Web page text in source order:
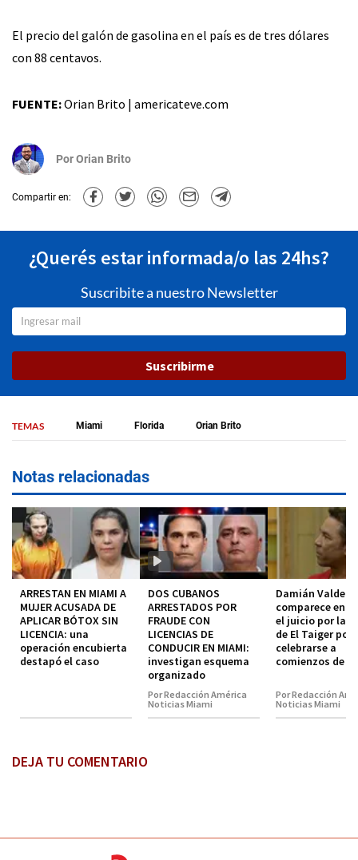
El precio del galón de gasolina en el país es de tres dólares
con 88 centavos.
FUENTE:Orian Brito | americateve.com
PorOrian Brito
Compartir en:
¿Querés estar informada/o las 24hs?
Suscribite a nuestro Newsletter
Suscribirme
TEMAS Miami Florida Orian Brito
Notas relacionadas
ARRESTAN EN MIAMI A
MUJER ACUSADA DE
APLICAR BÓTOX SIN
LICENCIA: una
operación encubierta
destapó el caso
DOS CUBANOS
ARRESTADOS POR
FRAUDE CON
LICENCIAS DE
CONDUCIR EN MIAMI:
investigan esquema
organizado
Por Redacción América
Noticias Miami
Damián Valdez
comparece en
el juicio por la
de El Taiger
celebrarse a
comienzos de
Por Redacción
Noticias Miami
DEJA TU COMENTARIO